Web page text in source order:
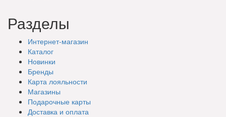
Разделы
Интернет-магазин
Каталог
Новинки
Бренды
Карта лояльности
Магазины
Подарочные карты
Доставка и оплата